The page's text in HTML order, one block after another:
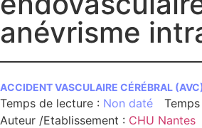
& patrimoine Patient
nous
ce qu’un CHU ?
anévrisme
ACCIDENT VASCULAIRE CÉRÉBRAL
Non daté
Auteur /Etablissement : CHU Nantes